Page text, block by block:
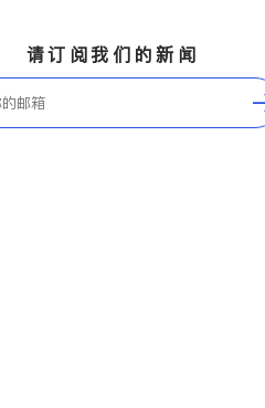
请订阅我们的新闻